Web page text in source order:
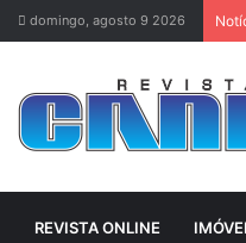
domingo, agosto 9 2026
REVISTA ONLINE